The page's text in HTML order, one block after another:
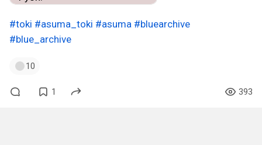
#toki #asuma_toki #asuma #bluearchive
#blue_archive
10
1 393